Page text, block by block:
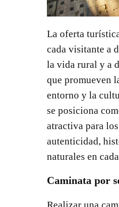
La oferta
cada visitante a
la vida rural y a
que promueven
entorno y la
se posiciona
atractiva para
autenticidad,
naturales en
Caminata por